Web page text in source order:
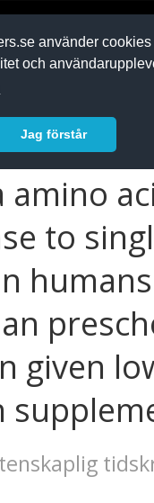
använder cookies
och
Jag förstår
amino
to
given